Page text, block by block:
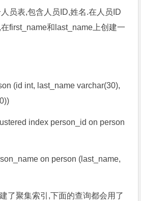
员表,包含人员ID,姓名.在人员ID
在first_name和last_name上创建一
(id int, last_name varchar(30),
index person_id on person
on person (last_name,
了聚集索引,下面的查询都会用了